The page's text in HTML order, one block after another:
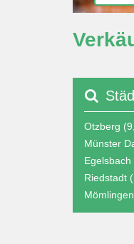
Ort
Otzberg
Münster
Riedstadt